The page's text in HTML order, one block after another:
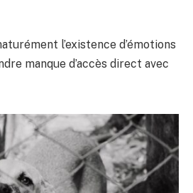
l’existence d’émotions
manque d’accès direct avec